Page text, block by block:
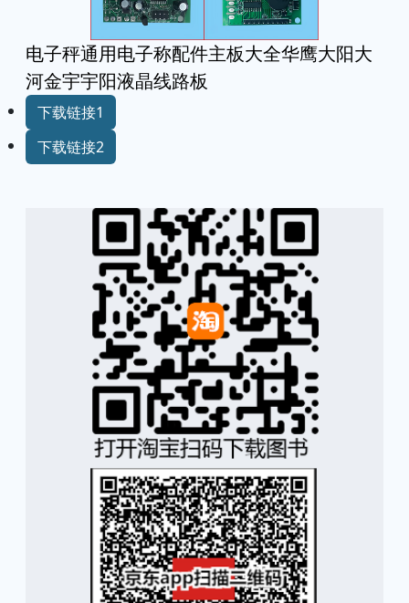
电子秤通用电子称配件主板大全华鹰大阳大
河金宇宇阳液晶线路板
下载链接1
下载链接2